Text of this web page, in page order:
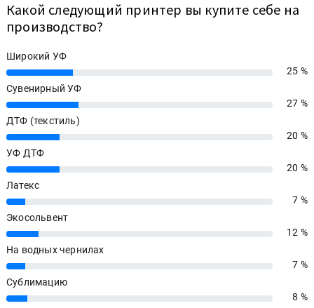
Какой следующий принтер вы купите себе на
производство?
Широкий УФ
25%
25 %
Сувенирный УФ
27%
27 %
ДТФ (текстиль)
20%
20 %
УФ ДТФ
20%
20 %
Латекс
7%
7 %
Экосольвент
12%
12 %
На водных чернилах
7%
7 %
Сублимацию
8%
8 %